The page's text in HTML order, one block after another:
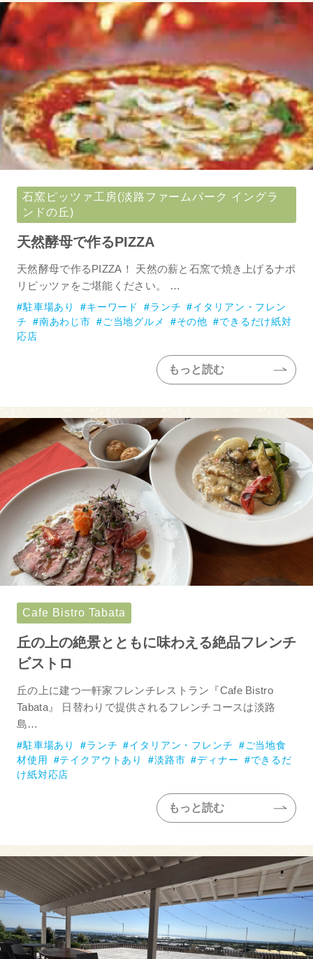
淡路島に泊まる
絞り込み検索
トピックス
ペ
ー
ジ
送
石窯ピッツァ工房(淡路ファームパーク イングラ
ンドの丘)
天然酵母で作るPIZZA
天然酵母で作るPIZZA！ 天然の薪と石窯で焼き上げるナポ
リピッツァをご堪能ください。 …
駐車場あり キーワード ランチ
イタリアン・フレン
チ
南あわじ市 ご当地グルメ その他
できるだけ紙対
応店
もっと読む
Cafe Bistro Tabata
丘の上の絶景とともに味わえる絶品フレンチ
ビストロ
丘の上に建つ一軒家フレンチレストラン『Cafe Bistro
Tabata』 日替わりで提供されるフレンチコースは淡路
島…
駐車場あり ランチ イタリアン・フレンチ
ご当地食
材使用
テイクアウトあり 淡路市 ディナー
できるだ
け紙対応店
もっと読む
モーニング ランチ
キャッシュレス対応 クレジット決済対応
ご当地食材使用 ディナー
グルメカテゴリー
BAR BBQ
チ
和菓子
き
和食
カフェ・スイーツ 寿司
その他
焼肉・ステーキ
ご当地グルメ
サワラ丼 しらす丼
淡路島ぬーどる 淡路島バーガー
淡路牛丼
テイクアウト
テイクアウトあり